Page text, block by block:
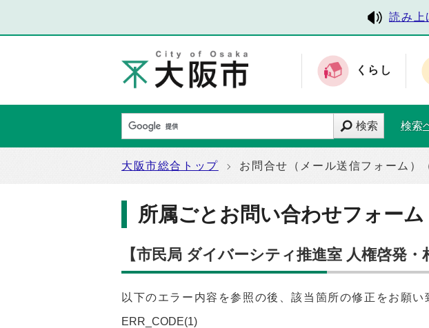
読み上
くらし
検索 検索
大阪市総合トップ お問合せ（メール送信フォーム）
所属ごとお問い合わせフォーム
【市民局 ダイバーシティ推進室 人権啓発
以下のエラー内容を参照の後、該当箇所の修正をお願い
ERR_CODE(1)